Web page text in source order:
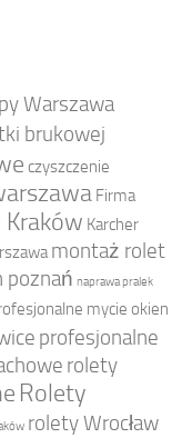
Warszawa
brukowej
czyszczenie
Firma
Karcher
montaż rolet
poznań naprawa pralek
mycie okien
profesjonalne
rolety
Rolety
rolety Wrocław